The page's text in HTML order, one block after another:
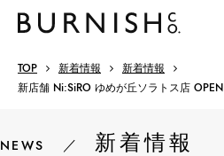
TOP 新着情報
新着情報
新店舗 Ni:SiRO ゆめが丘ソラトス店 OPEN
NEWS ／ 新着情報